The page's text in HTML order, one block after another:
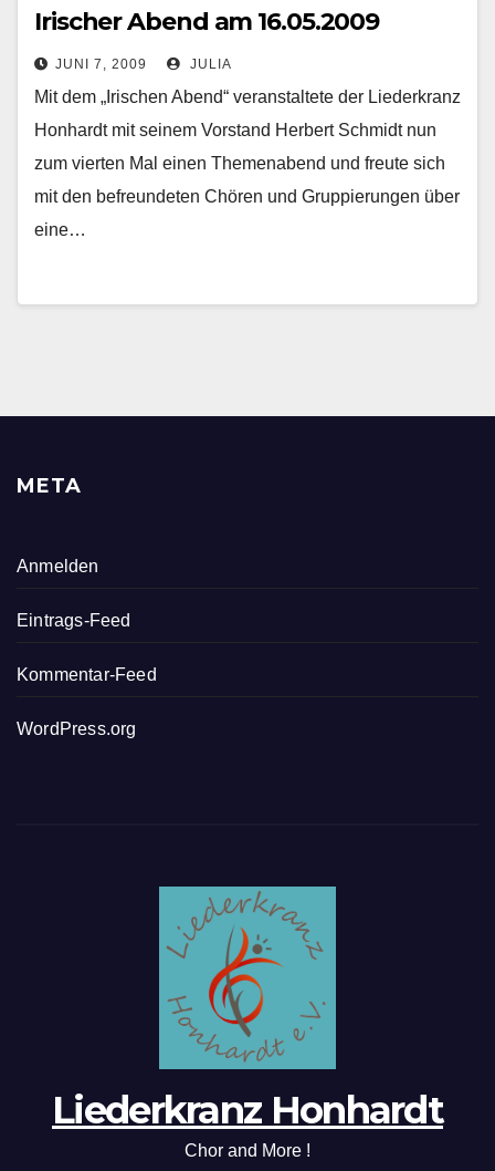
Irischer Abend am 16.05.2009
JUNI 7, 2009 JULIA
Mit dem „Irischen Abend“ veranstaltete der Liederkranz
Honhardt mit seinem Vorstand Herbert Schmidt nun
zum vierten Mal einen Themenabend und freute sich
mit den befreundeten Chören und Gruppierungen über
eine…
META
Anmelden
Eintrags-Feed
Kommentar-Feed
WordPress.org
Liederkranz Honhardt
Chor and More !